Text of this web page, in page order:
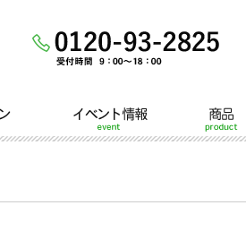
イベント情報 商品